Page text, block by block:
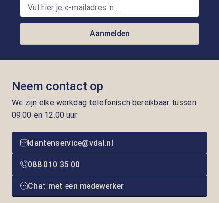
Aanmelden
Neem contact op
We zijn elke werkdag telefonisch bereikbaar tussen
09.00 en 12.00 uur
klantenservice@vdal.nl
088 010 35 00
Chat met een medewerker